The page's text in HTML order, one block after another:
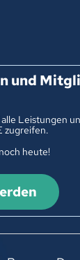
und
Leistungen
zugreifen.
heute!